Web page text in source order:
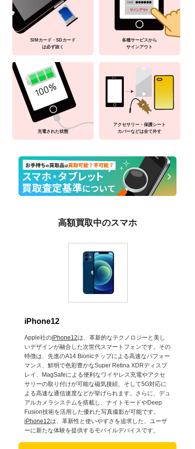
SIMカード・SDカード
は必ず抜く
各種サービスから
サインアウト
充電された状態
アクセサリー・保護シート
カバーなどは全て外す
高額買取中のスマホ
iPhone12
Apple社のiPhone12は、革新的なテクノロジーと美し
いデザインが融合した次世代スマートフォンです。その
特徴は、先進のA14 Bionicチップによる高速なパフォー
マンス、鮮明で色彩豊かなSuper Retina XDRディスプ
レイ、MagSafeによる便利なワイヤレス充電やアクセ
サリーの取り付けが可能な磁気接続、そして5G対応に
よる高速な通信速度などが挙げられます。さらに、デュ
アルカメラシステムを搭載し、ナイトモードやDeep
Fusion技術を活用した優れた写真撮影が可能です。
iPhone12は、革新性と使いやすさを追求した、ユーザ
ーに新たな体験を提供するモバイルデバイスです。